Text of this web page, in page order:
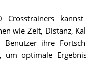
Crosstrainers
wie Zeit, Distanz,
Benutzer ihre
um optimale